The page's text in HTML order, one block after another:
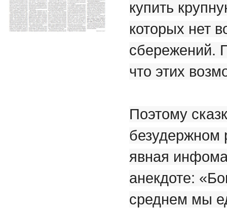
купить
которых нет
сбережений.
что этих
Поэтому
безудержном
явная
анекдоте:
среднем мы